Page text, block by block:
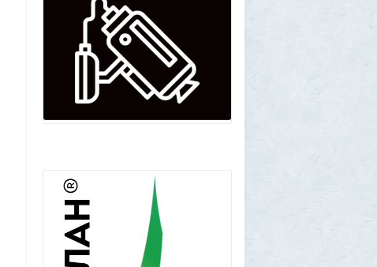
5 августа 2026, 16:29
Новые закрытые контейнерные
площадки протестируют в Магадане
Frumas 5 августа 2026, 01:12
2000 лет никто не замечал, а ИИ увидел:
как технологии помогают археологам
восстановить то, что считалось
Frumas
4 августа 2026, 20:06
Артемий о текущем моменте
Frumas 3 августа 2026, 21:32
Почему укусы насекомых зудят и
чешутся